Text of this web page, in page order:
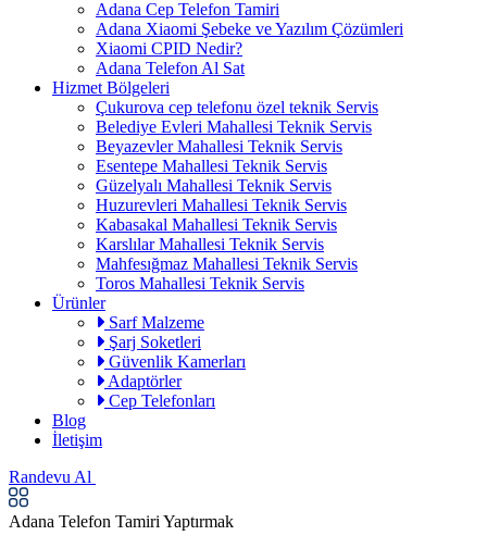
Adana Cep Telefon Tamiri
Adana Xiaomi Şebeke ve Yazılım Çözümleri
Xiaomi CPID Nedir?
Adana Telefon Al Sat
Hizmet Bölgeleri
Çukurova cep telefonu özel teknik Servis
Belediye Evleri Mahallesi Teknik Servis
Beyazevler Mahallesi Teknik Servis
Esentepe Mahallesi Teknik Servis
Güzelyalı Mahallesi Teknik Servis
Huzurevleri Mahallesi Teknik Servis
Kabasakal Mahallesi Teknik Servis
Karslılar Mahallesi Teknik Servis
Mahfesığmaz Mahallesi Teknik Servis
Toros Mahallesi Teknik Servis
Ürünler
Sarf Malzeme
Şarj Soketleri
Güvenlik Kamerları
Adaptörler
Cep Telefonları
Blog
İletişim
Randevu Al
Adana Telefon Tamiri Yaptırmak